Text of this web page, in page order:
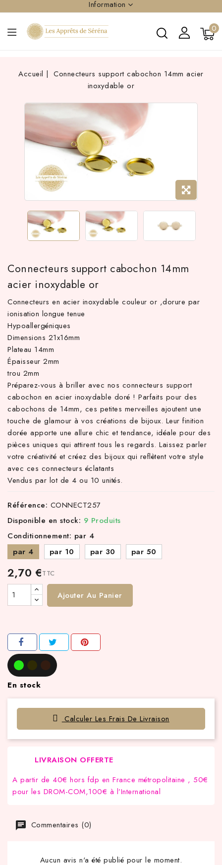
Information
0
d'achat hors frais de port en France métropolitaine ! À
Accueil
Connecteurs support cabochon 14mm acier
inoxydable or
Connecteurs support cabochon 14mm
acier inoxydable or
Connecteurs en acier inoxydable couleur or ,dorure par
ionisation longue tenue
Hypoallergéniques
Dimensions 21x16mm
Plateau 14mm
Épaisseur 2mm
trou 2mm
Préparez-vous à briller avec nos connecteurs support
cabochon en acier inoxydable doré ! Parfaits pour des
cabochons de 14mm, ces petites merveilles ajoutent une
touche de glamour à vos créations de bijoux. Leur finition
dorée apporte une allure chic et tendance, idéale pour des
pièces uniques qui attirent tous les regards. Laissez parler
votre créativité et créez des bijoux qui reflètent votre style
avec ces connecteurs éclatants
Vendus par lot de 4 ou 10 unités.
Référence: CONNECT257
Disponible en stock: 9 Produits
Conditionnement: par 4
par 4
par 10 par 30 par 50
2,70 €TTC
Ajouter Au Panier
En stock
Calculer Les Frais De Livraison
LIVRAISON OFFERTE
A partir de 40€ hors fdp en France métropolitaine , 50€
pour les DROM-COM,100€ à l’International
Commentaires (0)
Aucun avis n'a été publié pour le moment.